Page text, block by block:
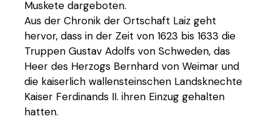
Muskete dargeboten.
Aus der Chronik der Ortschaft Laiz geht
hervor, dass in der Zeit von 1623 bis 1633 die
Truppen Gustav Adolfs von Schweden, das
Heer des Herzogs Bernhard von Weimar und
die kaiserlich wallensteinschen Landsknechte
Kaiser Ferdinands II. ihren Einzug gehalten
hatten.